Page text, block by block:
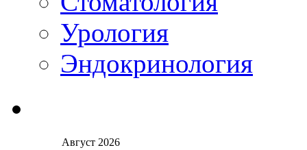
Урология
Эндокринология
Август 2026